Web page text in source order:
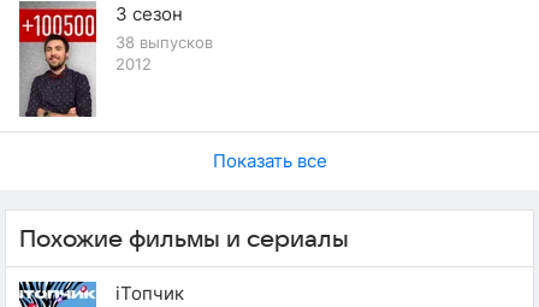
3 сезон
38 выпусков
2012
Показать все
Похожие фильмы и сериалы
iТопчик